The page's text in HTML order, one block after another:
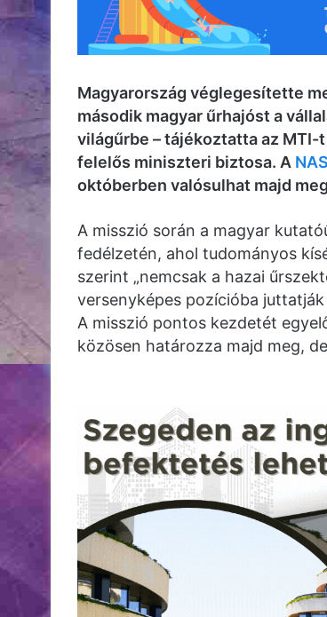
Magyarország véglegesítette
második magyar űrhajóst a
világűrbe – tájékoztatta az
felelős miniszteri biztosa. A
októberben valósulhat majd
A misszió során a magyar
fedélzetén, ahol tudományos
szerint „nemcsak a hazai
versenyképes pozícióba
A misszió pontos kezdetét
közösen határozza majd meg,